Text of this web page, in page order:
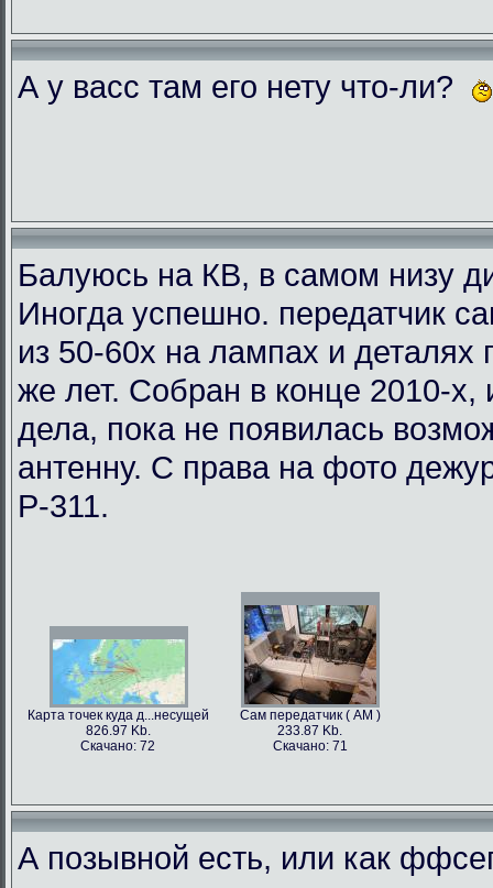
А у васс там его нету что-ли?
Балуюсь на КВ, в самом низу
Иногда успешно. передатчик
из 50-60х на лампах и деталях
же лет. Собран в конце 2010-х,
дела, пока не появилась
антенну. С права на фото
Р-311.
Карта точек куда д...несущей
826.97 Kb.
Скачано: 72
Сам передатчик ( АМ )
233.87 Kb.
Скачано: 71
А позывной есть, или как